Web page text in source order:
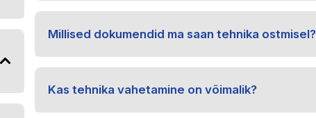
Millised dokumendid ma saan tehnika ostmisel?
Kas tehnika vahetamine on võimalik?